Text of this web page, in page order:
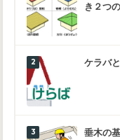
き２つ
ケラバ
垂木の